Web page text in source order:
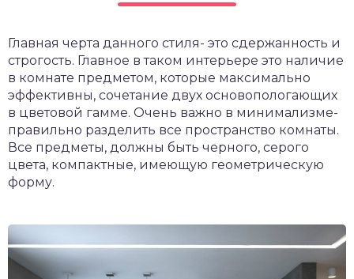
Главная черта данного стиля- это сдержанность и
строгость. Главное в таком интерьере это наличие
в комнате предметом, которые максимально
эффективны, сочетание двух основопологающих
в цветовой гамме. Очень важно в минимализме-
правильно разделить все пространство комнаты.
Все предметы, должны быть черного, серого
цвета, компактные, имеющую геометрическую
форму.